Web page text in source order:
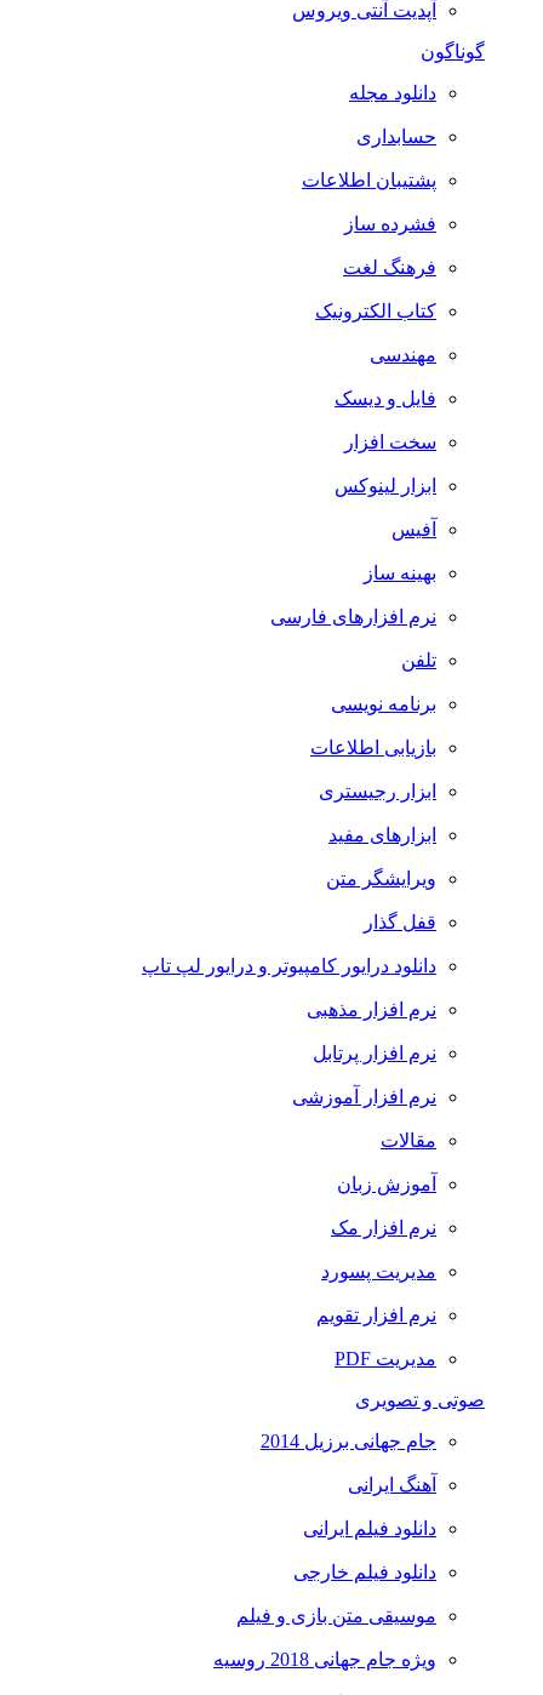
آپدیت آنتی ویروس
گوناگون
دانلود مجله
حسابداری
پشتیبان اطلاعات
فشرده ساز
فرهنگ لغت
کتاب الکترونیک
مهندسی
فایل و دیسک
سخت افزار
ابزار لینوکس
آفیس
بهینه ساز
نرم افزارهای فارسی
تلفن
برنامه نویسی
بازیابی اطلاعات
ابزار رجیستری
ابزارهای مفید
ویرایشگر متن
قفل گذار
دانلود درایور کامپیوتر و درایور لپ تاپ
نرم افزار مذهبی
نرم افزار پرتابل
نرم افزار آموزشی
مقالات
آموزش زبان
نرم افزار مک
مدیریت پسورد
نرم افزار تقویم
مدیریت PDF
صوتی و تصویری
جام جهانی برزیل 2014
آهنگ ایرانی
دانلود فیلم ایرانی
دانلود فیلم خارجی
موسیقی متن بازی و فیلم
ویژه جام جهانی 2018 روسیه